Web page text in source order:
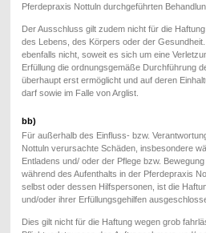
Pferdepraxis Nottuln durchgeführten
Der Ausschluss gilt zudem nicht für die
des Lebens, des Körpers oder der
ebenfalls nicht, soweit es sich um eine
Erfüllung die ordnungsgemäße Durchführung
überhaupt erst ermöglicht und auf deren
darf sowie im Falle von Arglist.
bb)
Für außerhalb des Einfluss- bzw.
Nottuln verursachte Schäden, insbesondere
Entladens und/ oder der Pflege bzw.
während des Aufenthalts in der Pferdepraxis
selbst oder dessen Hilfspersonen, ist die
und/oder ihrer Erfüllungsgehilfen
Dies gilt nicht für die Haftung wegen grob